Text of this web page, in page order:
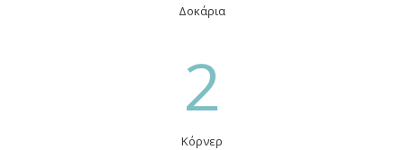
Δοκάρια
2
Κόρνερ